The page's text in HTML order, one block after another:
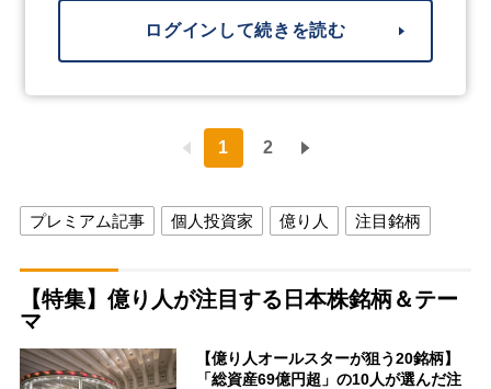
ログインして続きを読む
1 2
プレミアム記事 個人投資家 億り人 注目銘柄
【特集】億り人が注目する日本株銘柄＆テー
マ
【億り人オールスターが狙う20銘柄】
「総資産69億円超」の10人が選んだ注